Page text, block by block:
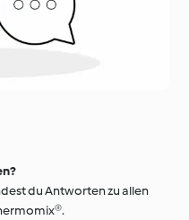
du Antworten zu allen